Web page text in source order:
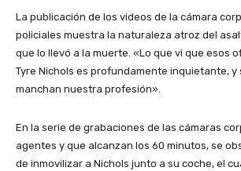
La publicación de los videos de la cámara
policiales muestra la naturaleza atroz del
que lo llevó a la muerte. «Lo que vi que esos
Tyre Nichols es profundamente inquietante, y
manchan nuestra profesión».
En la serie de grabaciones de las cámaras
agentes y que alcanzan los 60 minutos, se
de inmovilizar a Nichols junto a su coche, el